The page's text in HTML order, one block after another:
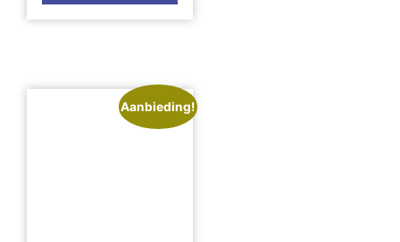
Aanbieding!